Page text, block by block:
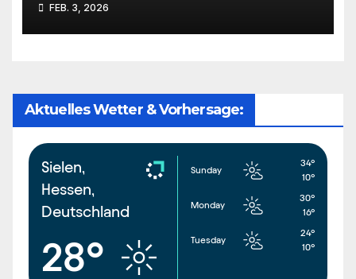
FEB. 3, 2026
Aktuelles Wetter & Vorhersage:
Sielen,
Hessen,
Deutschland
28°
Sunday
34°
10°
Monday
30°
16°
Tuesday
24°
10°